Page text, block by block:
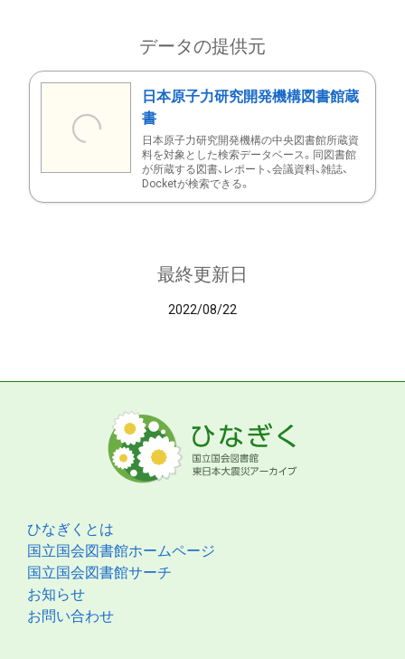
データの提供元
日本原子力研究開発機構図書館蔵
書
日本原子力研究開発機構の中央図書館所蔵資
料を対象とした検索データベース。同図書館
が所蔵する図書、レポート、会議資料、雑誌、
Docketが検索できる。
最終更新日
2022/08/22
ひなぎくとは
国立国会図書館ホームページ
国立国会図書館サーチ
お知らせ
お問い合わせ